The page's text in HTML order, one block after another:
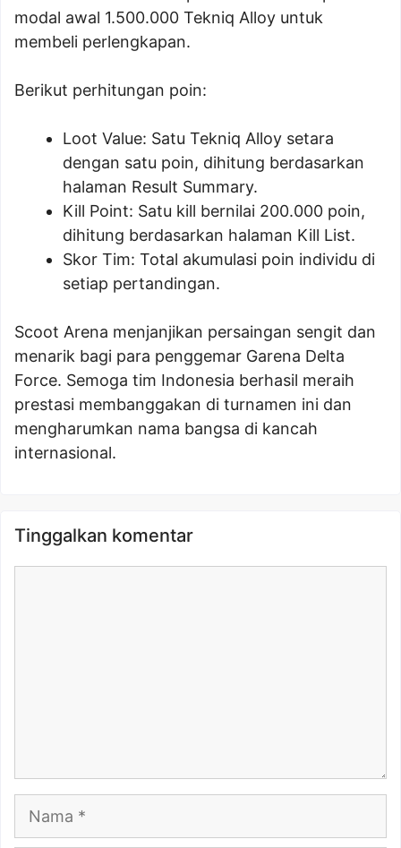
modal awal 1.500.000 Tekniq Alloy untuk
membeli perlengkapan.
Berikut perhitungan poin:
Loot Value: Satu Tekniq Alloy setara
dengan satu poin, dihitung berdasarkan
halaman Result Summary.
Kill Point: Satu kill bernilai 200.000 poin,
dihitung berdasarkan halaman Kill List.
Skor Tim: Total akumulasi poin individu di
setiap pertandingan.
Scoot Arena menjanjikan persaingan sengit dan
menarik bagi para penggemar Garena Delta
Force. Semoga tim Indonesia berhasil meraih
prestasi membanggakan di turnamen ini dan
mengharumkan nama bangsa di kancah
internasional.
Tinggalkan komentar
Nama